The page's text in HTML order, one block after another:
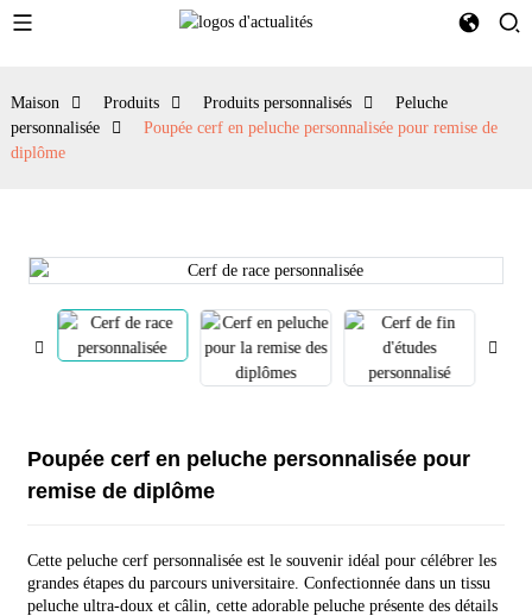
Maison Produits Produits personnalisés
Peluche
personnalisée
Poupée cerf en peluche personnalisée pour remise de
diplôme
Poupée cerf en peluche personnalisée pour
remise de diplôme
Cette peluche cerf personnalisée est le souvenir idéal pour célébrer les
grandes étapes du parcours universitaire. Confectionnée dans un tissu
peluche ultra-doux et câlin, cette adorable peluche présente des détails